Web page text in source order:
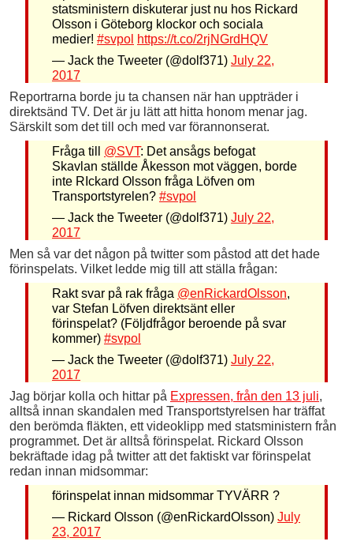
statsministern diskuterar just nu hos Rickard
Olsson i Göteborg klockor och sociala
medier! #svpol https://t.co/2rjNGrdHQV
— Jack the Tweeter (@dolf371) July 22,
2017
Reportrarna borde ju ta chansen när han uppträder i
direktsänd TV. Det är ju lätt att hitta honom menar jag.
Särskilt som det till och med var förannonserat.
Fråga till @SVT: Det ansågs befogat
Skavlan ställde Åkesson mot väggen, borde
inte RIckard Olsson fråga Löfven om
Transportstyrelen? #svpol
— Jack the Tweeter (@dolf371) July 22,
2017
Men så var det någon på twitter som påstod att det hade
förinspelats. Vilket ledde mig till att ställa frågan:
Rakt svar på rak fråga @enRickardOlsson,
var Stefan Löfven direktsänt eller
förinspelat? (Följdfrågor beroende på svar
kommer) #svpol
— Jack the Tweeter (@dolf371) July 22,
2017
Jag börjar kolla och hittar på Expressen, från den 13 juli,
alltså innan skandalen med Transportstyrelsen har träffat
den berömda fläkten, ett videoklipp med statsministern från
programmet. Det är alltså förinspelat. Rickard Olsson
bekräftade idag på twitter att det faktiskt var förinspelat
redan innan midsommar:
förinspelat innan midsommar TYVÄRR ?
— Rickard Olsson (@enRickardOlsson) July
23, 2017